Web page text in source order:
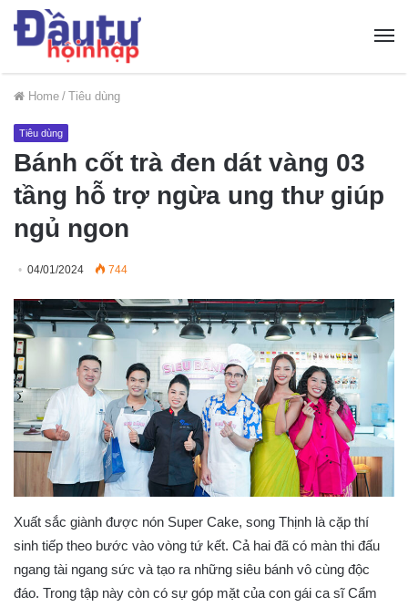
Home / Tiêu dùng
Tiêu dùng
Bánh cốt trà đen dát vàng 03
tầng hỗ trợ ngừa ung thư giúp
ngủ ngon
04/01/2024 744
Xuất sắc giành được nón Super Cake, song Thịnh là cặp thí
sinh tiếp theo bước vào vòng tứ kết. Cả hai đã có màn thi đấu
ngang tài ngang sức và tạo ra những siêu bánh vô cùng độc
đáo. Trong tập này còn có sự góp mặt của con gái ca sĩ Cẩm